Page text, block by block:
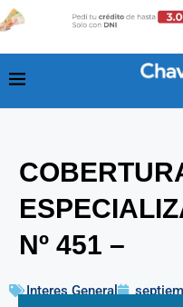
Nº 451 –
Interes General